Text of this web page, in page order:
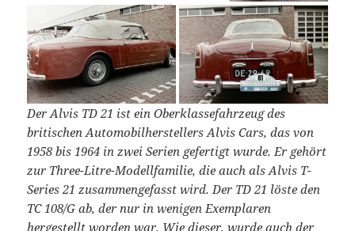
Der Alvis TD 21 ist ein Oberklassefahrzeug des
britischen Automobilherstellers Alvis Cars, das von
1958 bis 1964 in zwei Serien gefertigt wurde. Er gehört
zur Three-Litre-Modellfamilie, die auch als Alvis T-
Series 21 zusammengefasst wird. Der TD 21 löste den
TC 108/G ab, der nur in wenigen Exemplaren
hergestellt worden war. Wie dieser, wurde auch der